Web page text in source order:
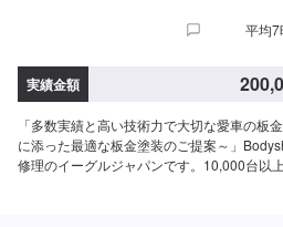
平均7
実績金額
「多数実績と高い技術力で大切な愛車の板
に添った最適な板金塗装のご提案～」
修理のイーグルジャパンです。10,000台以